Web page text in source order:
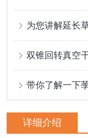
为您讲解延长
双锥回转真空
带你了解一下
详细介绍